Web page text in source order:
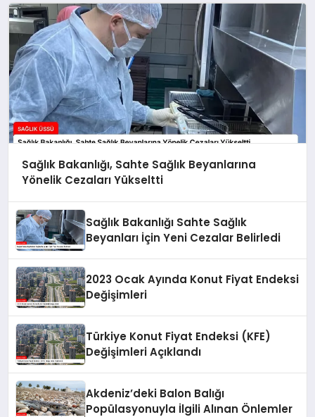
Sağlık Bakanlığı, Sahte Sağlık Beyanlarına
Yönelik Cezaları Yükseltti
Sağlık Bakanlığı Sahte Sağlık
Beyanları İçin Yeni Cezalar Belirledi
2023 Ocak Ayında Konut Fiyat Endeksi
Değişimleri
Türkiye Konut Fiyat Endeksi (KFE)
Değişimleri Açıklandı
Akdeniz’deki Balon Balığı
Popülasyonuyla İlgili Alınan Önlemler